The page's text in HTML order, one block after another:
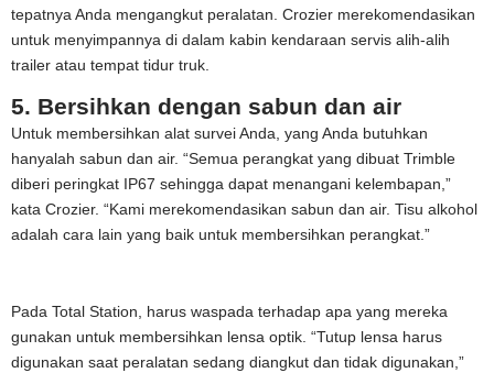
tepatnya Anda mengangkut peralatan. Crozier merekomendasikan
untuk menyimpannya di dalam kabin kendaraan servis alih-alih
trailer atau tempat tidur truk.
5. Bersihkan dengan sabun dan air
Untuk membersihkan alat survei Anda, yang Anda butuhkan
hanyalah sabun dan air. “Semua perangkat yang dibuat Trimble
diberi peringkat IP67 sehingga dapat menangani kelembapan,”
kata Crozier. “Kami merekomendasikan sabun dan air. Tisu alkohol
adalah cara lain yang baik untuk membersihkan perangkat.”
Pada Total Station, harus waspada terhadap apa yang mereka
gunakan untuk membersihkan lensa optik. “Tutup lensa harus
digunakan saat peralatan sedang diangkut dan tidak digunakan,”